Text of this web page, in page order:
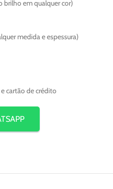
brilho em qualquer cor)
medida e espessura)
cartão de crédito